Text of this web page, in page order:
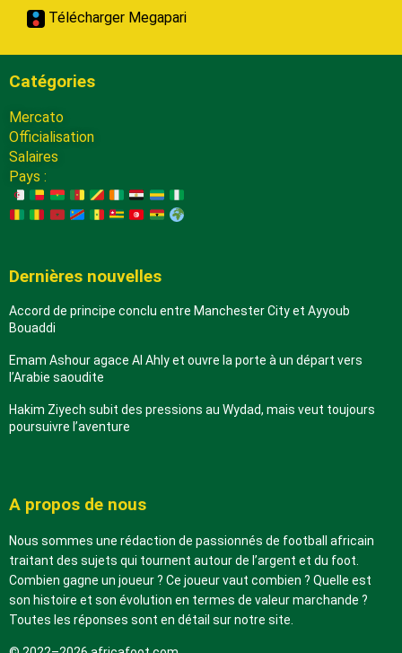
Télécharger Megapari
Catégories
Mercato
Officialisation
Salaires
Pays :
Dernières nouvelles
Accord de principe conclu entre Manchester City et Ayyoub
Bouaddi
Emam Ashour agace Al Ahly et ouvre la porte à un départ vers
l’Arabie saoudite
Hakim Ziyech subit des pressions au Wydad, mais veut toujours
poursuivre l’aventure
A propos de nous
Nous sommes une rédaction de passionnés de football africain
traitant des sujets qui tournent autour de l’argent et du foot.
Combien gagne un joueur ? Ce joueur vaut combien ? Quelle est
son histoire et son évolution en termes de valeur marchande ?
Toutes les réponses sont en détail sur notre site.